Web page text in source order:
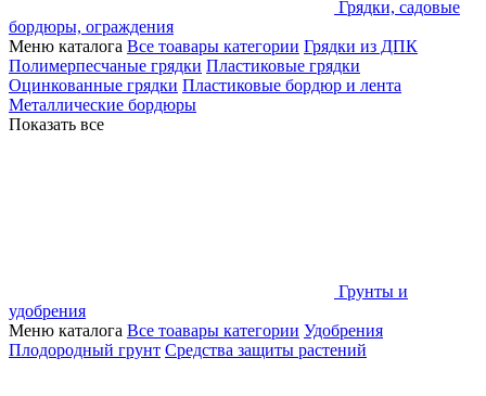
Грядки, садовые
бордюры, ограждения
Меню каталога Все тоавары категории Грядки из ДПК
Полимерпесчаные грядки Пластиковые грядки
Оцинкованные грядки Пластиковые бордюр и лента
Металлические бордюры
Показать все
Грунты и
удобрения
Меню каталога Все тоавары категории Удобрения
Плодородный грунт Средства защиты растений